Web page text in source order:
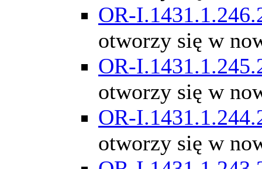
OR-
otworzy się w
OR-
otworzy się w
OR-
otworzy się w